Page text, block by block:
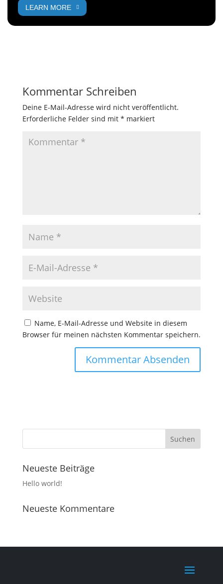
LEARN MORE
Kommentar Schreiben
Deine E-Mail-Adresse wird nicht veröffentlicht.
Erforderliche Felder sind mit * markiert
Name, E-Mail-Adresse und Website in diesem
Browser für meinen nächsten Kommentar speichern.
Neueste Beiträge
Hello world!
Neueste Kommentare